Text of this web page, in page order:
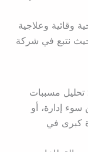
وقائية وعلاجية
نتبع في شركة
: تحليل مسببات
إدارة، أو
كبرى في